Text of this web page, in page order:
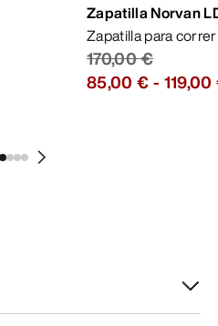
Zapatilla Norvan
Zapatilla para
170,00 €
85,00 €-